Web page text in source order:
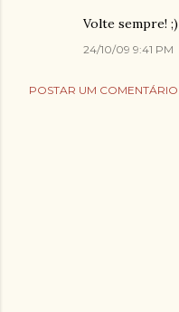
Volte sempre! ;)
24/10/09 9:41 PM
POSTAR UM COMENTÁRIO